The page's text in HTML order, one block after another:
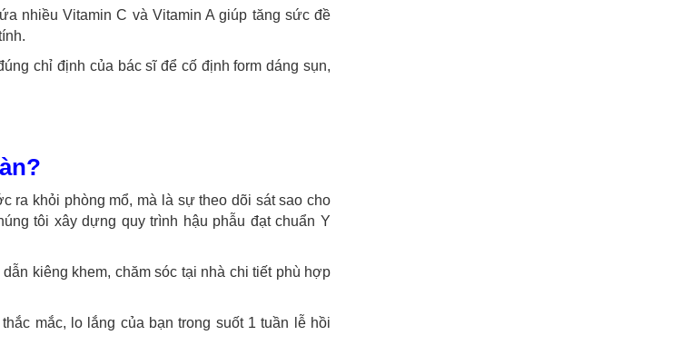
nhiều Vitamin C và Vitamin A giúp tăng sức đề
chỉ định của bác sĩ để cố định form dáng sụn,
ra khỏi phòng mổ, mà là sự theo dõi sát sao cho
tôi xây dựng quy trình hậu phẫu đạt chuẩn Y
kiêng khem, chăm sóc tại nhà chi tiết phù hợp
mắc, lo lắng của bạn trong suốt 1 tuần lễ hồi